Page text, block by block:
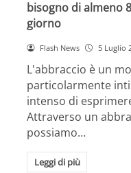
bisogno di almeno
giorno
Flash News 5 Luglio
L'abbraccio è un
particolarmente
intenso di
Attraverso un
possiamo…
Leggi di più